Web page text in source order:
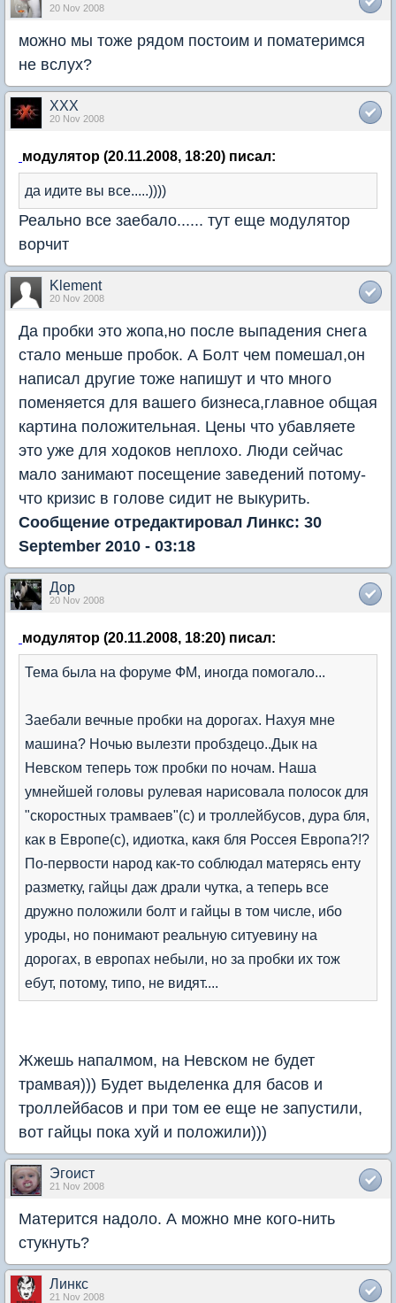
20 Nov 2008
можно мы тоже рядом постоим и поматеримся
не вслух?
XXX
20 Nov 2008
модулятор (20.11.2008, 18:20) писал:
да идите вы все.....))))
Реально все заебало...... тут еще модулятор
ворчит
Klement
20 Nov 2008
Да пробки это жопа,но после выпадения снега
стало меньше пробок. А Болт чем помешал,он
написал другие тоже напишут и что много
поменяется для вашего бизнеса,главное общая
картина положительная. Цены что убавляете
это уже для ходоков неплохо. Люди сейчас
мало занимают посещение заведений потому-
что кризис в голове сидит не выкурить.
Сообщение отредактировал Линкс: 30
September 2010 - 03:18
Дор
20 Nov 2008
модулятор (20.11.2008, 18:20) писал:
Тема была на форуме ФМ, иногда помогало...
Заебали вечные пробки на дорогах. Нахуя мне
машина? Ночью вылезти пробздецо..Дык на
Невском теперь тож пробки по ночам. Наша
умнейшей головы рулевая нарисовала полосок для
"скоростных трамваев"(с) и троллейбусов, дура бля,
как в Европе(с), идиотка, какя бля Россея Европа?!?
По-первости народ как-то соблюдал матерясь енту
разметку, гайцы даж драли чутка, а теперь все
дружно положили болт и гайцы в том числе, ибо
уроды, но понимают реальную ситуевину на
дорогах, в европах небыли, но за пробки их тож
ебут, потому, типо, не видят....
Жжешь напалмом, на Невском не будет
трамвая))) Будет выделенка для басов и
троллейбасов и при том ее еще не запустили,
вот гайцы пока хуй и положили)))
Эгоист
21 Nov 2008
Матерится надоло. А можно мне кого-нить
стукнуть?
Линкс
21 Nov 2008